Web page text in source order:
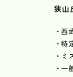
狭山
・西
・
・ミ
・